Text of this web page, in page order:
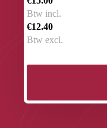
Btw incl.
€12.40
Btw excl.